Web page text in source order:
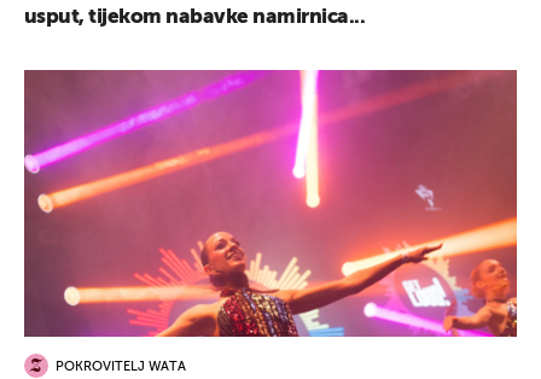
usput, tijekom nabavke namirnica...
POKROVITELJ WATA